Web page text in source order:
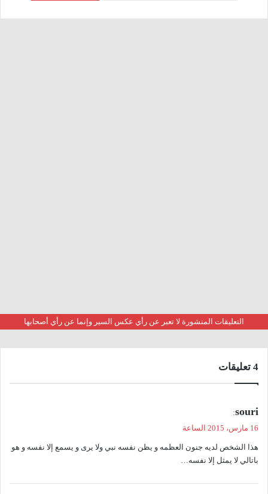
التعليقات المنشورة لا تعبر عن رأي عكس السير وإنما عن رأي أصحابها
‫4 تعليقات
ي
ل
souri
:
16 مارس، 2015 الساعة
هذا الشخص لديه جنون العظمه و يظن نفسه نبي ولا يرى و يسمع إلا نفسه و هو
باتالي لا يمثل إلا نفسه…